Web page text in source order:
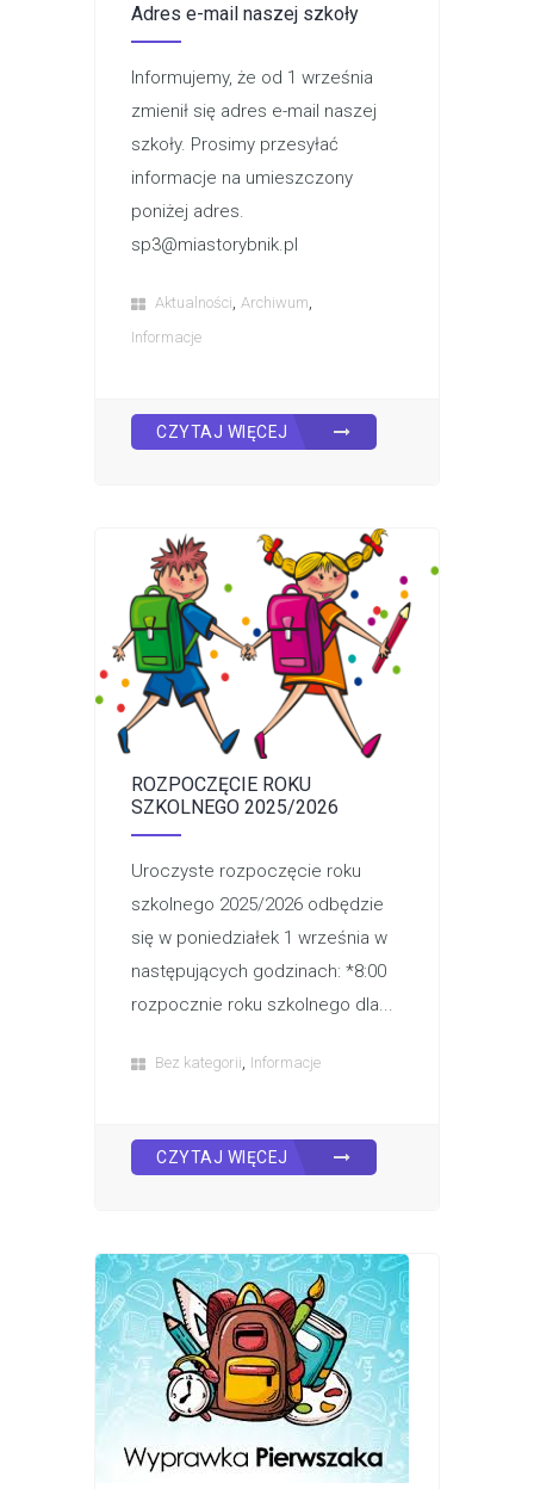
Adres e-mail naszej szkoły
Informujemy, że od 1 września
zmienił się adres e-mail naszej
szkoły. Prosimy przesyłać
informacje na umieszczony
poniżej adres.
sp3@miastorybnik.pl
Aktualności Archiwum
Informacje
CZYTAJ WIĘCEJ
ROZPOCZĘCIE ROKU
SZKOLNEGO 2025/2026
Uroczyste rozpoczęcie roku
szkolnego 2025/2026 odbędzie
się w poniedziałek 1 września w
następujących godzinach: *8:00
rozpocznie roku szkolnego dla...
Bez kategorii, Informacje
CZYTAJ WIĘCEJ